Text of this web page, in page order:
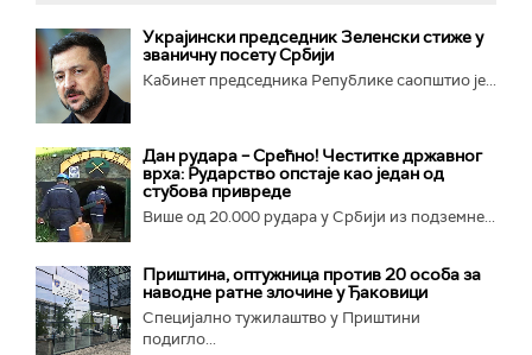
Украјински председник Зеленски стиже у
званичну посету Србији
Кабинет председника Републике саопштио је...
Дан рудара – Срећно! Честитке државног
врха: Рударство опстаје као један од
стубова привреде
Више од 20.000 рудара у Србији из подземне...
Приштина, оптужница против 20 особа за
наводне ратне злочине у Ђаковици
Специјално тужилаштво у Приштини
подигло...